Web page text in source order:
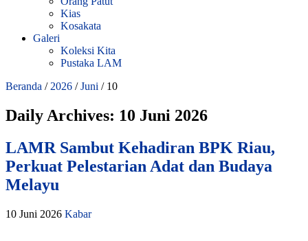
Kias
Kosakata
Galeri
Koleksi Kita
Pustaka LAM
Beranda / 2026 / Juni / 10
Daily Archives: 10 Juni 2026
LAMR Sambut Kehadiran BPK Riau,
Perkuat Pelestarian Adat dan Budaya
Melayu
10 Juni 2026 Kabar